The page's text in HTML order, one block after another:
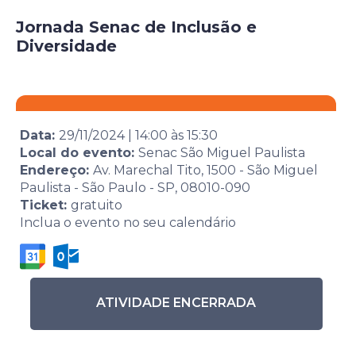
Jornada Senac de Inclusão e
Diversidade
Data: 29/11/2024| 14:00 às 15:30
Local do evento: Senac São Miguel Paulista
Endereço: Av. Marechal Tito, 1500 - São Miguel
Paulista - São Paulo - SP, 08010-090
Ticket: gratuito
Inclua o evento no seu calendário
ATIVIDADE ENCERRADA